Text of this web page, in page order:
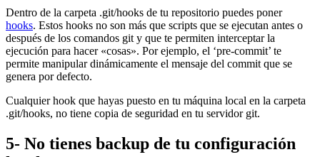
Dentro de la carpeta .git/hooks de tu repositorio puedes poner
hooks. Estos hooks no son más que scripts que se ejecutan antes o
después de los comandos git y que te permiten interceptar la
ejecución para hacer «cosas». Por ejemplo, el ‘pre-commit’ te
permite manipular dinámicamente el mensaje del commit que se
genera por defecto.
Cualquier hook que hayas puesto en tu máquina local en la carpeta
.git/hooks, no tiene copia de seguridad en tu servidor git.
5- No tienes backup de tu configuración